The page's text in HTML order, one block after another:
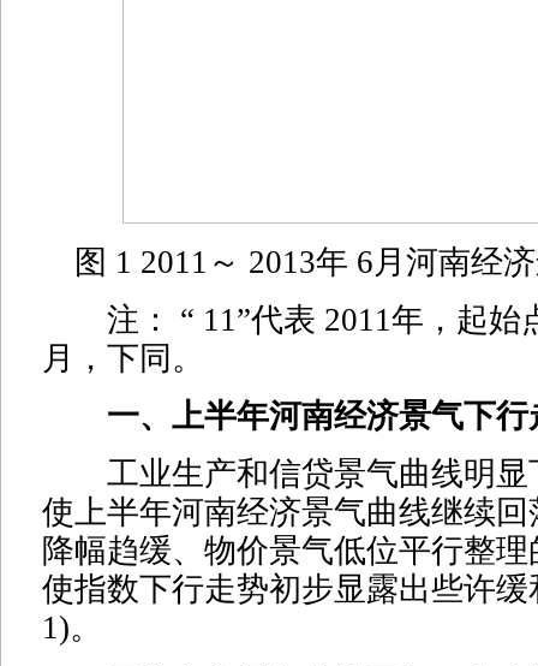
图 1 2011～ 2013年 6月河南经
注： “ 11”代表 2011年，起始
月，下同。
一、上半年河南经济景气下行
工业生产和信贷景气曲线明显
使上半年河南经济景气曲线继续
降幅趋缓、物价景气低位平行整
使指数下行走势初步显露出些许
1)。